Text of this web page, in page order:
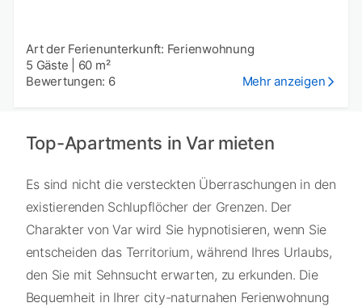
Art der Ferienunterkunft: Ferienwohnung
5 Gäste
60 m²
Bewertungen: 6
Mehr anzeigen
Top-Apartments in Var mieten
Es sind nicht die versteckten Überraschungen in den
existierenden Schlupflöcher der Grenzen. Der
Charakter von Var wird Sie hypnotisieren, wenn Sie
entscheiden das Territorium, während Ihres Urlaubs,
den Sie mit Sehnsucht erwarten, zu erkunden. Die
Bequemheit in Ihrer city-naturnahen Ferienwohnung